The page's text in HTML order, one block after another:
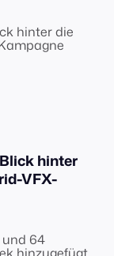
hinter
VFX-